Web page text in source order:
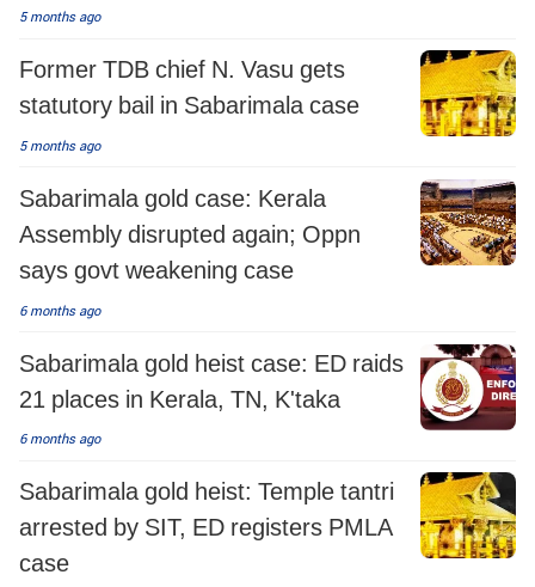
5 months ago
Former TDB chief N. Vasu gets
statutory bail in Sabarimala case
5 months ago
Sabarimala gold case: Kerala
Assembly disrupted again; Oppn
says govt weakening case
6 months ago
Sabarimala gold heist case: ED raids
21 places in Kerala, TN, K'taka
6 months ago
Sabarimala gold heist: Temple tantri
arrested by SIT, ED registers PMLA
case